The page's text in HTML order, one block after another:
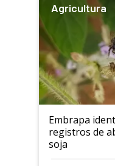
Agricultura
Embrapa
registros de
soja